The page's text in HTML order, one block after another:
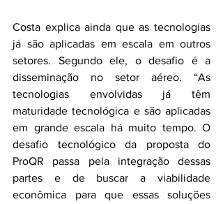
Costa explica ainda que as tecnologias
já são aplicadas em escala em outros
setores. Segundo ele, o desafio é a
disseminação no setor aéreo. “As
tecnologias envolvidas já têm
maturidade tecnológica e são aplicadas
em grande escala há muito tempo. O
desafio tecnológico da proposta do
ProQR passa pela integração dessas
partes e de buscar a viabilidade
econômica para que essas soluções